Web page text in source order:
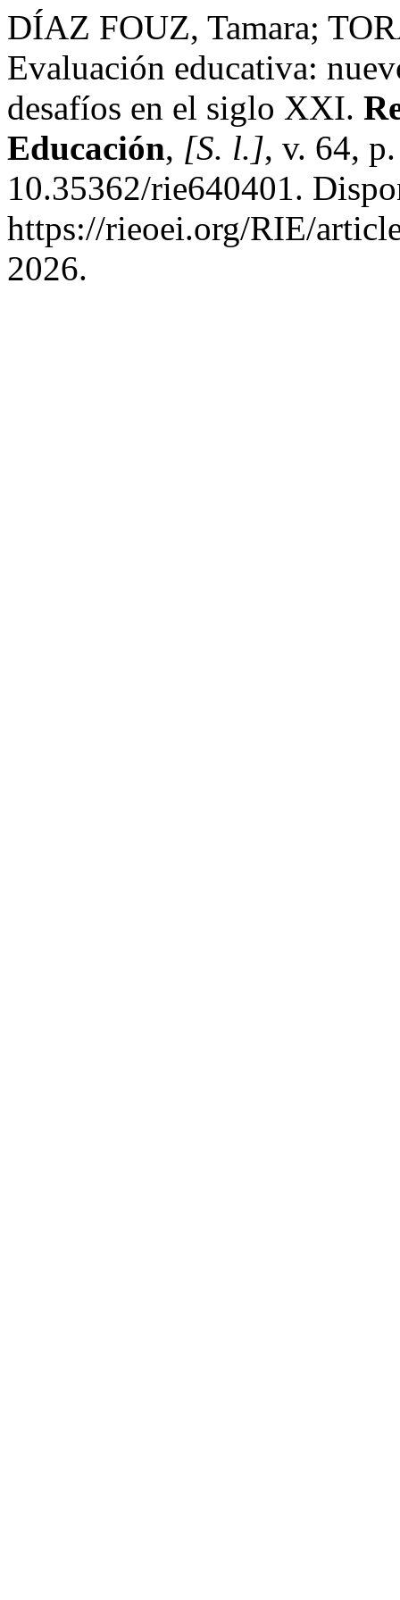
DÍAZ FOUZ, Tamara;
Evaluación educativa:
desafíos en el siglo XXI.
Educación, [S. l.], v. 64,
10.35362/rie640401.
https://rieoei.org/RIE/
2026.